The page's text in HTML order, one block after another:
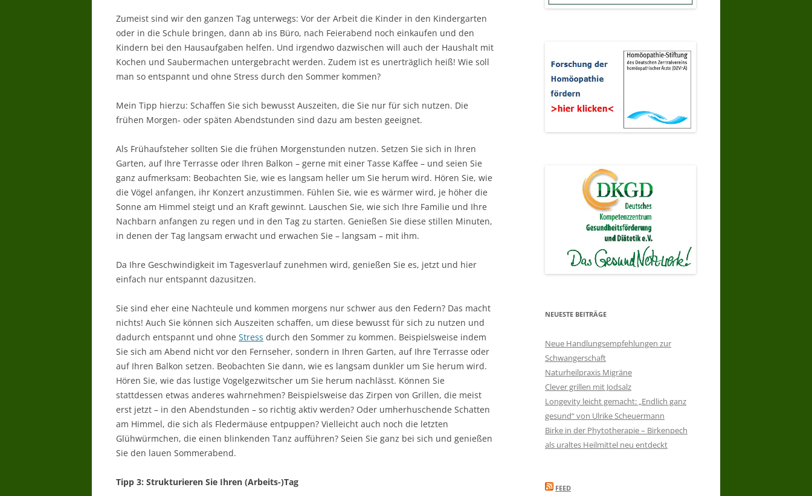
Zumeist sind wir den ganzen Tag unterwegs: Vor der Arbeit die Kinder in den Kindergarten
oder in die Schule bringen, dann ab ins Büro, nach Feierabend noch einkaufen und den
Kindern bei den Hausaufgaben helfen. Und irgendwo dazwischen will auch der Haushalt mit
Kochen und Saubermachen untergebracht werden. Zudem ist es unerträglich heiß! Wie soll
man so entspannt und ohne Stress durch den Sommer kommen?
Mein Tipp hierzu: Schaffen Sie sich bewusst Auszeiten, die Sie nur für sich nutzen. Die
frühen Morgen- oder späten Abendstunden sind dazu am besten geeignet.
Als Frühaufsteher sollten Sie die frühen Morgenstunden nutzen. Setzen Sie sich in Ihren
Garten, auf Ihre Terrasse oder Ihren Balkon – gerne mit einer Tasse Kaffee – und seien Sie
ganz aufmerksam: Beobachten Sie, wie es langsam heller um Sie herum wird. Hören Sie, wie
die Vögel anfangen, ihr Konzert anzustimmen. Fühlen Sie, wie es wärmer wird, je höher die
Sonne am Himmel steigt und an Kraft gewinnt. Lauschen Sie, wie sich Ihre Familie und Ihre
Nachbarn anfangen zu regen und in den Tag zu starten. Genießen Sie diese stillen Minuten,
in denen der Tag langsam erwacht und erwachen Sie – langsam – mit ihm.
Da Ihre Geschwindigkeit im Tagesverlauf zunehmen wird, genießen Sie es, jetzt und hier
einfach nur entspannt dazusitzen.
Sie sind eher eine Nachteule und kommen morgens nur schwer aus den Federn? Das macht
nichts! Auch Sie können sich Auszeiten schaffen, um diese bewusst für sich zu nutzen und
dadurch entspannt und ohne Stress durch den Sommer zu kommen. Beispielsweise indem
Sie sich am Abend nicht vor den Fernseher, sondern in Ihren Garten, auf Ihre Terrasse oder
auf Ihren Balkon setzen. Beobachten Sie dann, wie es langsam dunkler um Sie herum wird.
Hören Sie, wie das lustige Vogelgezwitscher um Sie herum nachlässt. Können Sie
stattdessen etwas anderes wahrnehmen? Beispielsweise das Zirpen von Grillen, die meist
erst jetzt – in den Abendstunden – so richtig aktiv werden? Oder umherhuschende Schatten
am Himmel, die sich als Fledermäuse entpuppen? Vielleicht auch noch die letzten
Glühwürmchen, die einen blinkenden Tanz aufführen? Seien Sie ganz bei sich und genießen
Sie den lauen Sommerabend.
Tipp 3: Strukturieren Sie Ihren (Arbeits-)Tag
NEUESTE BEITRÄGE
Neue Handlungsempfehlungen zur
Schwangerschaft
Naturheilpraxis Migräne
Clever grillen mit Jodsalz
Longevity leicht gemacht: „Endlich ganz
gesund“ von Ulrike Scheuermann
Birke in der Phytotherapie – Birkenpech
als uraltes Heilmittel neu entdeckt
FEED